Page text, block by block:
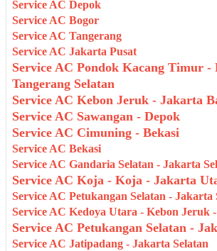
Service AC Depok
Service AC Bogor
Service AC Tangerang
Service AC Jakarta Pusat
Service AC Pondok Kacang Timur -
Tangerang Selatan
Service AC Kebon Jeruk - Jakarta
Service AC Sawangan - Depok
Service AC Cimuning - Bekasi
Service AC Bekasi
Service AC Gandaria Selatan - Jakarta
Service AC Koja - Koja - Jakarta
Service AC Petukangan Selatan - Jakarta
Service AC Kedoya Utara - Kebon Jeruk
Service AC Petukangan Selatan -
Service AC Jatipadang - Jakarta Selatan